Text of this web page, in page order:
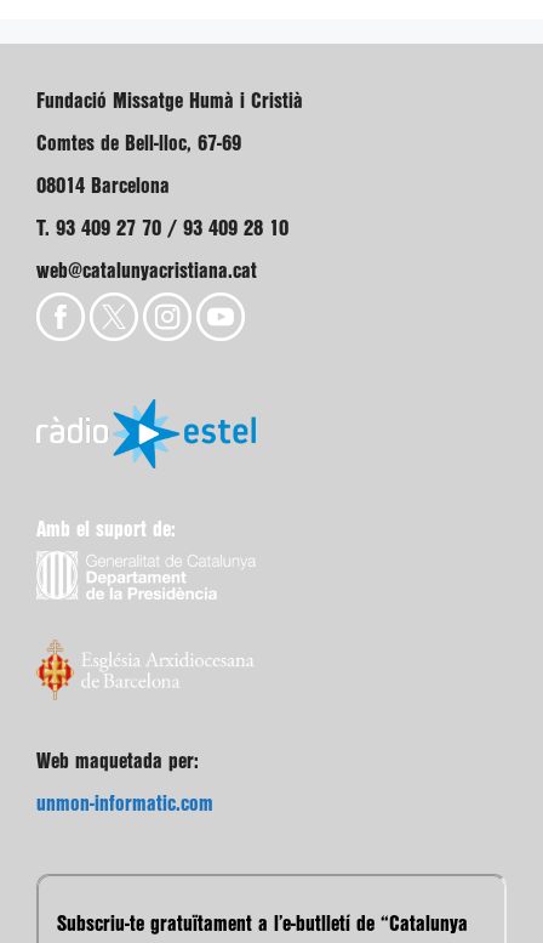
Fundació Missatge Humà i Cristià
Comtes de Bell-lloc, 67-69
08014 Barcelona
T. 93 409 27 70 / 93 409 28 10
web@catalunyacristiana.cat
Amb el suport de:
Web maquetada per:
unmon-informatic.com
Subscriu-te gratuïtament a l’e-butlletí de “Catalunya